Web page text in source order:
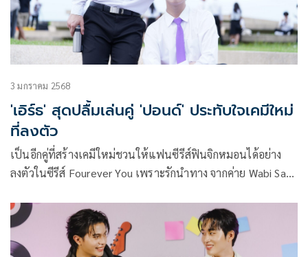
3 มกราคม 2568
'เอิร์ธ' สุดปลื้มเล่นคู่ 'ปอนด์' ประทับใจเคมีใหม่
ที่ลงตัว
เป็นอีกคู่ที่สร้างเคมีใหม่ชวนให้แฟนซีรีส์ฟินจิกหมอนได้อย่าง
ลงตัวในซีรีส์ Fourever You เพราะรักนำทาง จากค่าย Wabi Sabi
อากาศไปไม่กี่ตอนก็ทำเอาแฟนๆ เขินม้วนกับความโรแมนติก
ของทั้งสองคนนี้ โดยได้นักแสดงมากฝีมืออย่าง เอิร์ธ-กัษมนณัฎฐ์
นามวิโรจน์ มารับบท อีสเตอร์ และ ปอนด์-พลวิชญ์ เกตุประภากร